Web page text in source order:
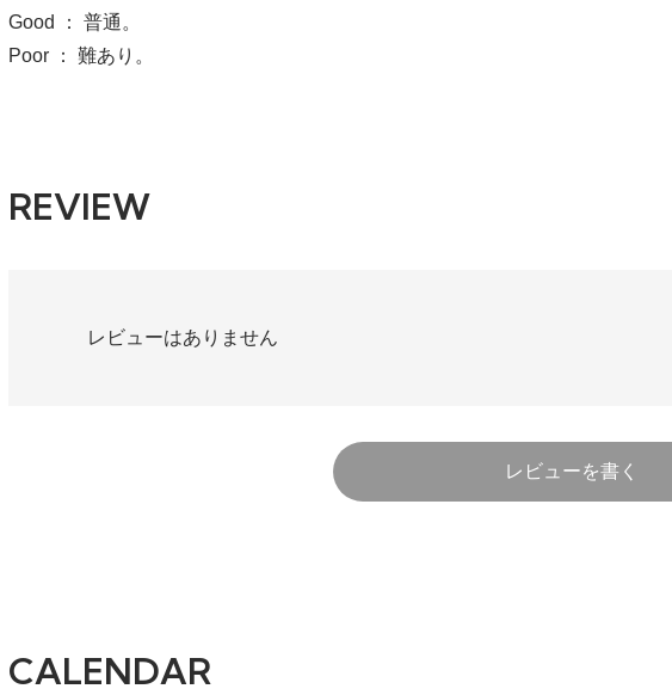
Good ： 普通。
Poor ： 難あり。
REVIEW
レビューはありません
レビューを書く
CALENDAR